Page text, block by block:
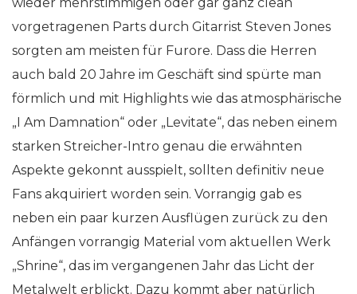
vorgetragenen Parts durch Gitarrist Steven Jones
sorgten am meisten für Furore. Dass die Herren
auch bald 20 Jahre im Geschäft sind spürte man
förmlich und mit Highlights wie das atmosphärische
„I Am Damnation“ oder „Levitate“, das neben einem
starken Streicher-Intro genau die erwähnten
Aspekte gekonnt ausspielt, sollten definitiv neue
Fans akquiriert worden sein. Vorrangig gab es
neben ein paar kurzen Ausflügen zurück zu den
Anfängen vorrangig Material vom aktuellen Werk
„Shrine“, das im vergangenen Jahr das Licht der
Metalwelt erblickt. Dazu kommt aber natürlich